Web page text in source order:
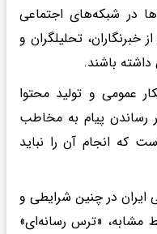
در شبکه‌های اجتماعی
خبرنگاران، تحلیلگران و
باشند.
عمومی و تولید محتوا
رساندن پیام به مخاطب
که انجام آن را نباید
ایران در چنین شرایطی و
مشابه، «ترس رسانه‌ای»